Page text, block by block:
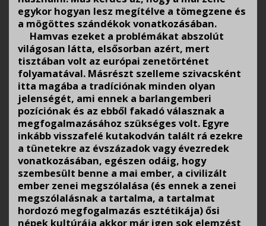
egykor hogyan lesz megítélve a tömegzene és
a mögöttes szándékok vonatkozásában.
Hamvas ezeket a problémákat abszolút
világosan látta, elsősorban azért, mert
tisztában volt az európai zenetörténet
folyamatával. Másrészt szelleme szivacsként
itta magába a tradíciónak minden olyan
jelenségét, ami ennek a barlangemberi
pozíciónak és az ebből fakadó válasznak a
megfogalmazásához szükséges volt. Egyre
inkább visszafelé kutakodván talált rá ezekre
a tünetekre az évszázadok vagy évezredek
vonatkozásában, egészen odáig, hogy
szembesült benne a mai ember, a civilizált
ember zenei megszólalása (és ennek a zenei
megszólalásnak a tartalma, a tartalmat
hordozó megfogalmazás esztétikája) ősi
népek kultúrája akkor már igen sok elemzést